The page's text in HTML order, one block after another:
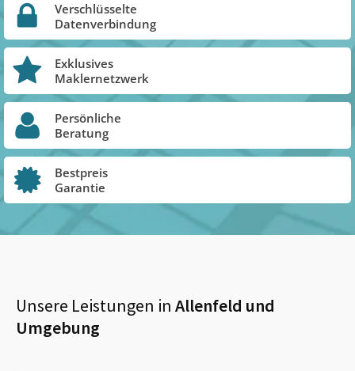
Verschlüsselte
Datenverbindung
Exklusives
Maklernetzwerk
Persönliche
Beratung
Bestpreis
Garantie
Unsere Leistungen in Allenfeld und
Umgebung